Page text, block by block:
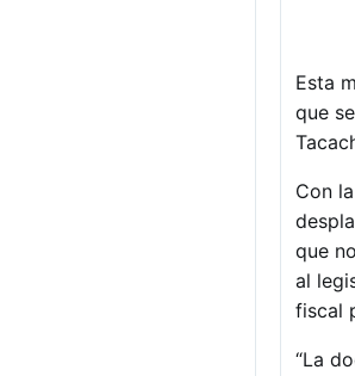
Esta
que
Con
que
al
fiscal
“La